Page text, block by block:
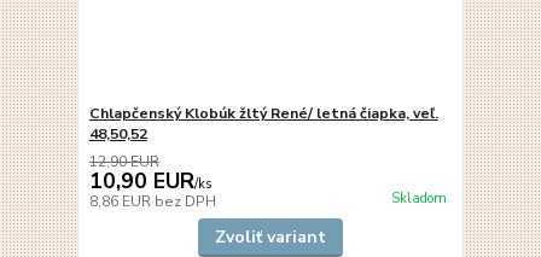
Chlapčenský Klobúk žltý René/ letná čiapka, veľ.
48,50,52
12,90 EUR
10,90 EUR/ks
8,86 EUR bez DPH Skladom
Zvoliť variant